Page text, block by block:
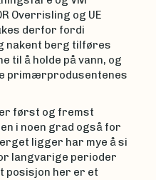
Overrisling og UE
derfor fordi
nakent berg tilføres
til å holde på vann, og
primærprodusentenes
først og fremst
i noen grad også for
ligger har mye å si
langvarige perioder
posisjon her er et